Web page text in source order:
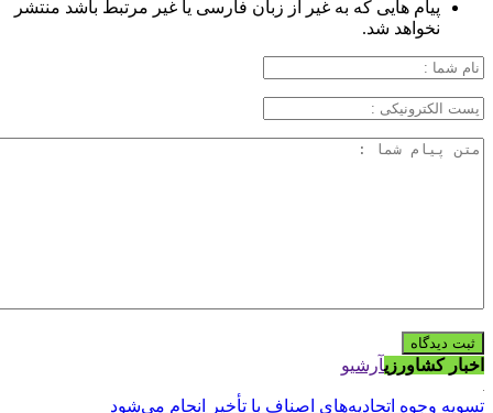
پیام هایی که به غیر از زبان فارسی یا غیر مرتبط باشد منتشر
نخواهد شد.
اخبار کشاورزیآرشیو
تسویه وجوه اتحادیه‌های اصناف با تأخیر انجام می‌شود